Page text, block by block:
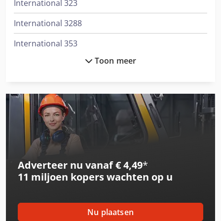
International 323
International 3288
International 353
International 433
International 453
International 523
International 533
International 553
International 554
Toon meer
Adverteer nu vanaf € 4,49*
11 miljoen koperswachten op u
Nu plaatsen